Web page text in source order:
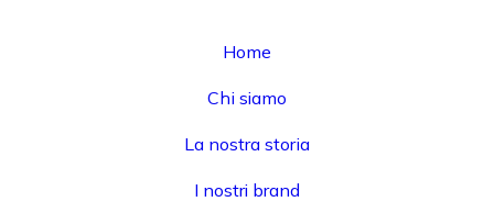
Home
Chi siamo
La nostra storia
I nostri brand